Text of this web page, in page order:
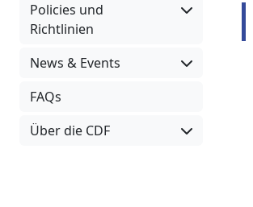
Policies und
Richtlinien
News & Events
FAQs
Über die CDF